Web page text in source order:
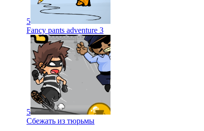
5
Fancy pants adventure 3
5
Сбежать из тюрьмы